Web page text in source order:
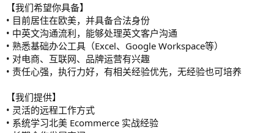
【我们希望你具备】
• 目前居住在欧美，并具备合法身份
• 中英文沟通流利，能够处理英文客户沟通
• 熟悉基础办公工具（Excel、Google Workspace等）
• 对电商、互联网、品牌运营有兴趣
• 责任心强，执行力好，有相关经验优先，无经验也可培养
【我们提供】
• 灵活的远程工作方式
• 系统学习北美 Ecommerce 实战经验